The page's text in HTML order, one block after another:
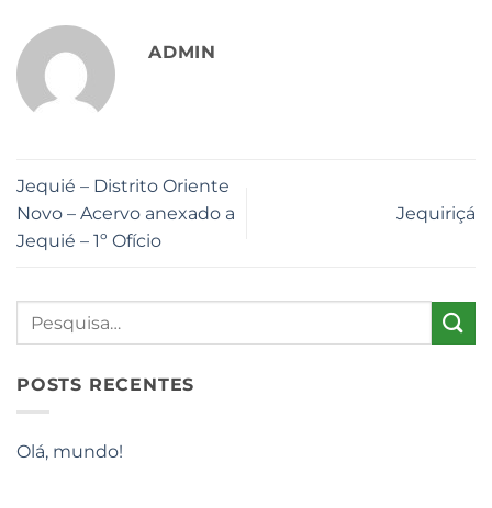
ADMIN
Jequié – Distrito Oriente
Novo – Acervo anexado a
Jequié – 1º Ofício
Jequiriçá
POSTS RECENTES
Olá, mundo!